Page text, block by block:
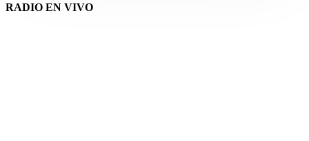
RADIO EN VIVO